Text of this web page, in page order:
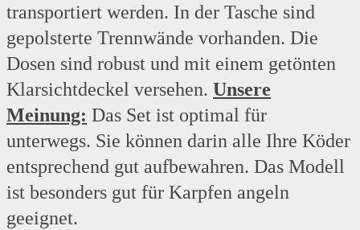
transportiert werden. In der Tasche sind
gepolsterte Trennwände vorhanden. Die
Dosen sind robust und mit einem getönten
Klarsichtdeckel versehen. Unsere
Meinung: Das Set ist optimal für
unterwegs. Sie können darin alle Ihre Köder
entsprechend gut aufbewahren. Das Modell
ist besonders gut für Karpfen angeln
geeignet.